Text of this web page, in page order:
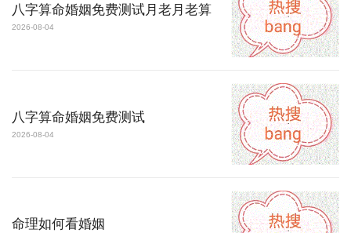
八字算命婚姻免费测试月老月老算
2026-08-04
八字算命婚姻免费测试
2026-08-04
命理如何看婚姻